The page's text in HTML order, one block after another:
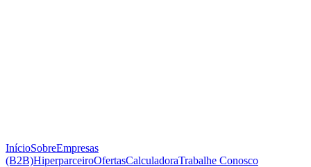
InícioSobreEmpresas
(B2B)HiperparceiroOfertasCalculadoraTrabalhe Conosco